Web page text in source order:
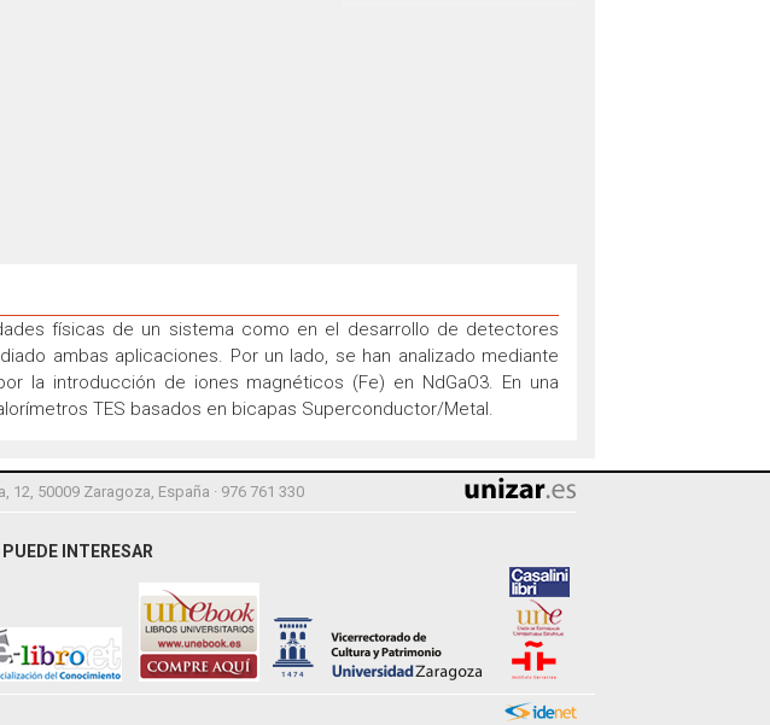
físicas de un sistema como en el desarrollo de detectores
ambas aplicaciones. Por un lado, se han analizado mediante
la introducción de iones magnéticos (Fe) en NdGaO3. En una
TES basados en bicapas Superconductor/Metal.
50009 Zaragoza, España · 976 761 330
INTERESAR